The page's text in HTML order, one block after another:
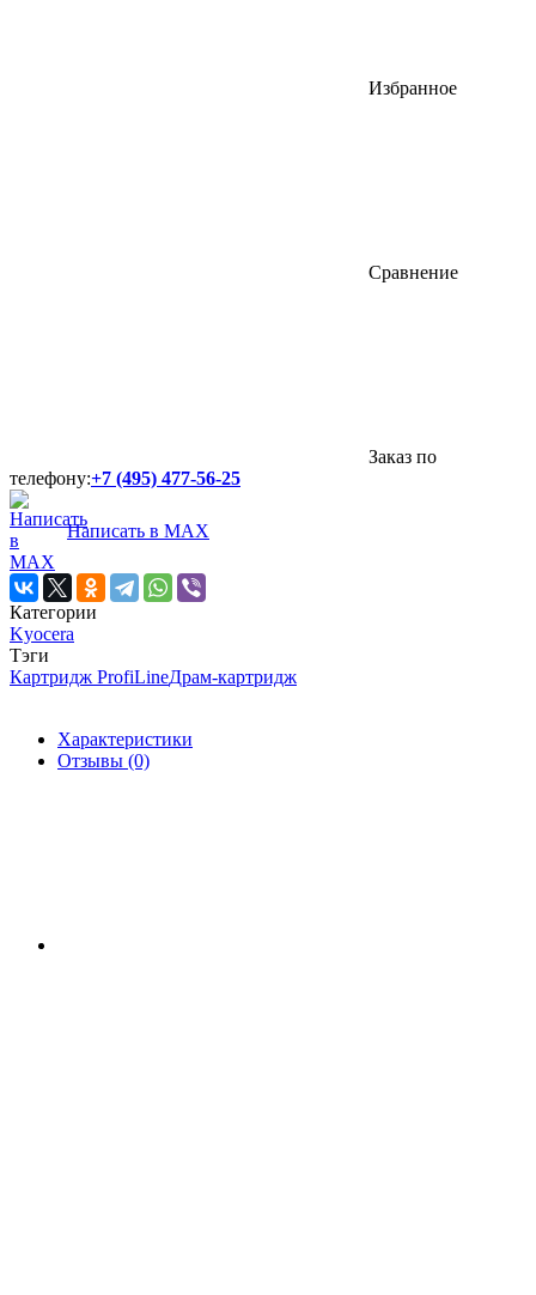
Избранное
Сравнение
Заказ по
телефону:+7 (495) 477-56-25
Написать в MAX
Категории
Kyocera
Тэги
Картридж ProfiLineДрам-картридж
Характеристики
Отзывы (0)